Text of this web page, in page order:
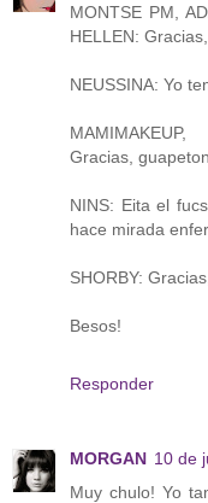
MONTSE PM,
HELLEN:
NEUSSINA: Yo
Gracias,
NINS: Eita el
hace mirada
SHORBY:
Besos!
Responder
MORGAN 10 de
Muy chulo! Yo